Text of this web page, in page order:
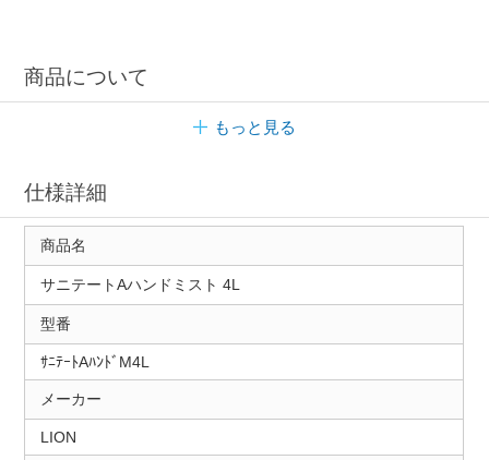
商品について
もっと見る
仕様詳細
商品名
サニテートAハンドミスト 4L
型番
ｻﾆﾃｰﾄAﾊﾝﾄﾞM4L
メーカー
LION